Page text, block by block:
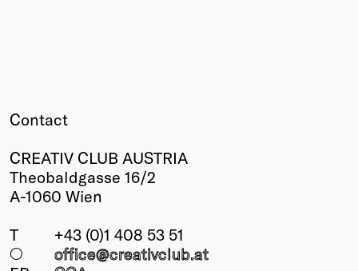
Contact
CREATIV CLUB AUSTRIA
Theobaldgasse 16/2
A-1060 Wien
T
+43 (0)1 408 53 51
○
office@creativclub.at